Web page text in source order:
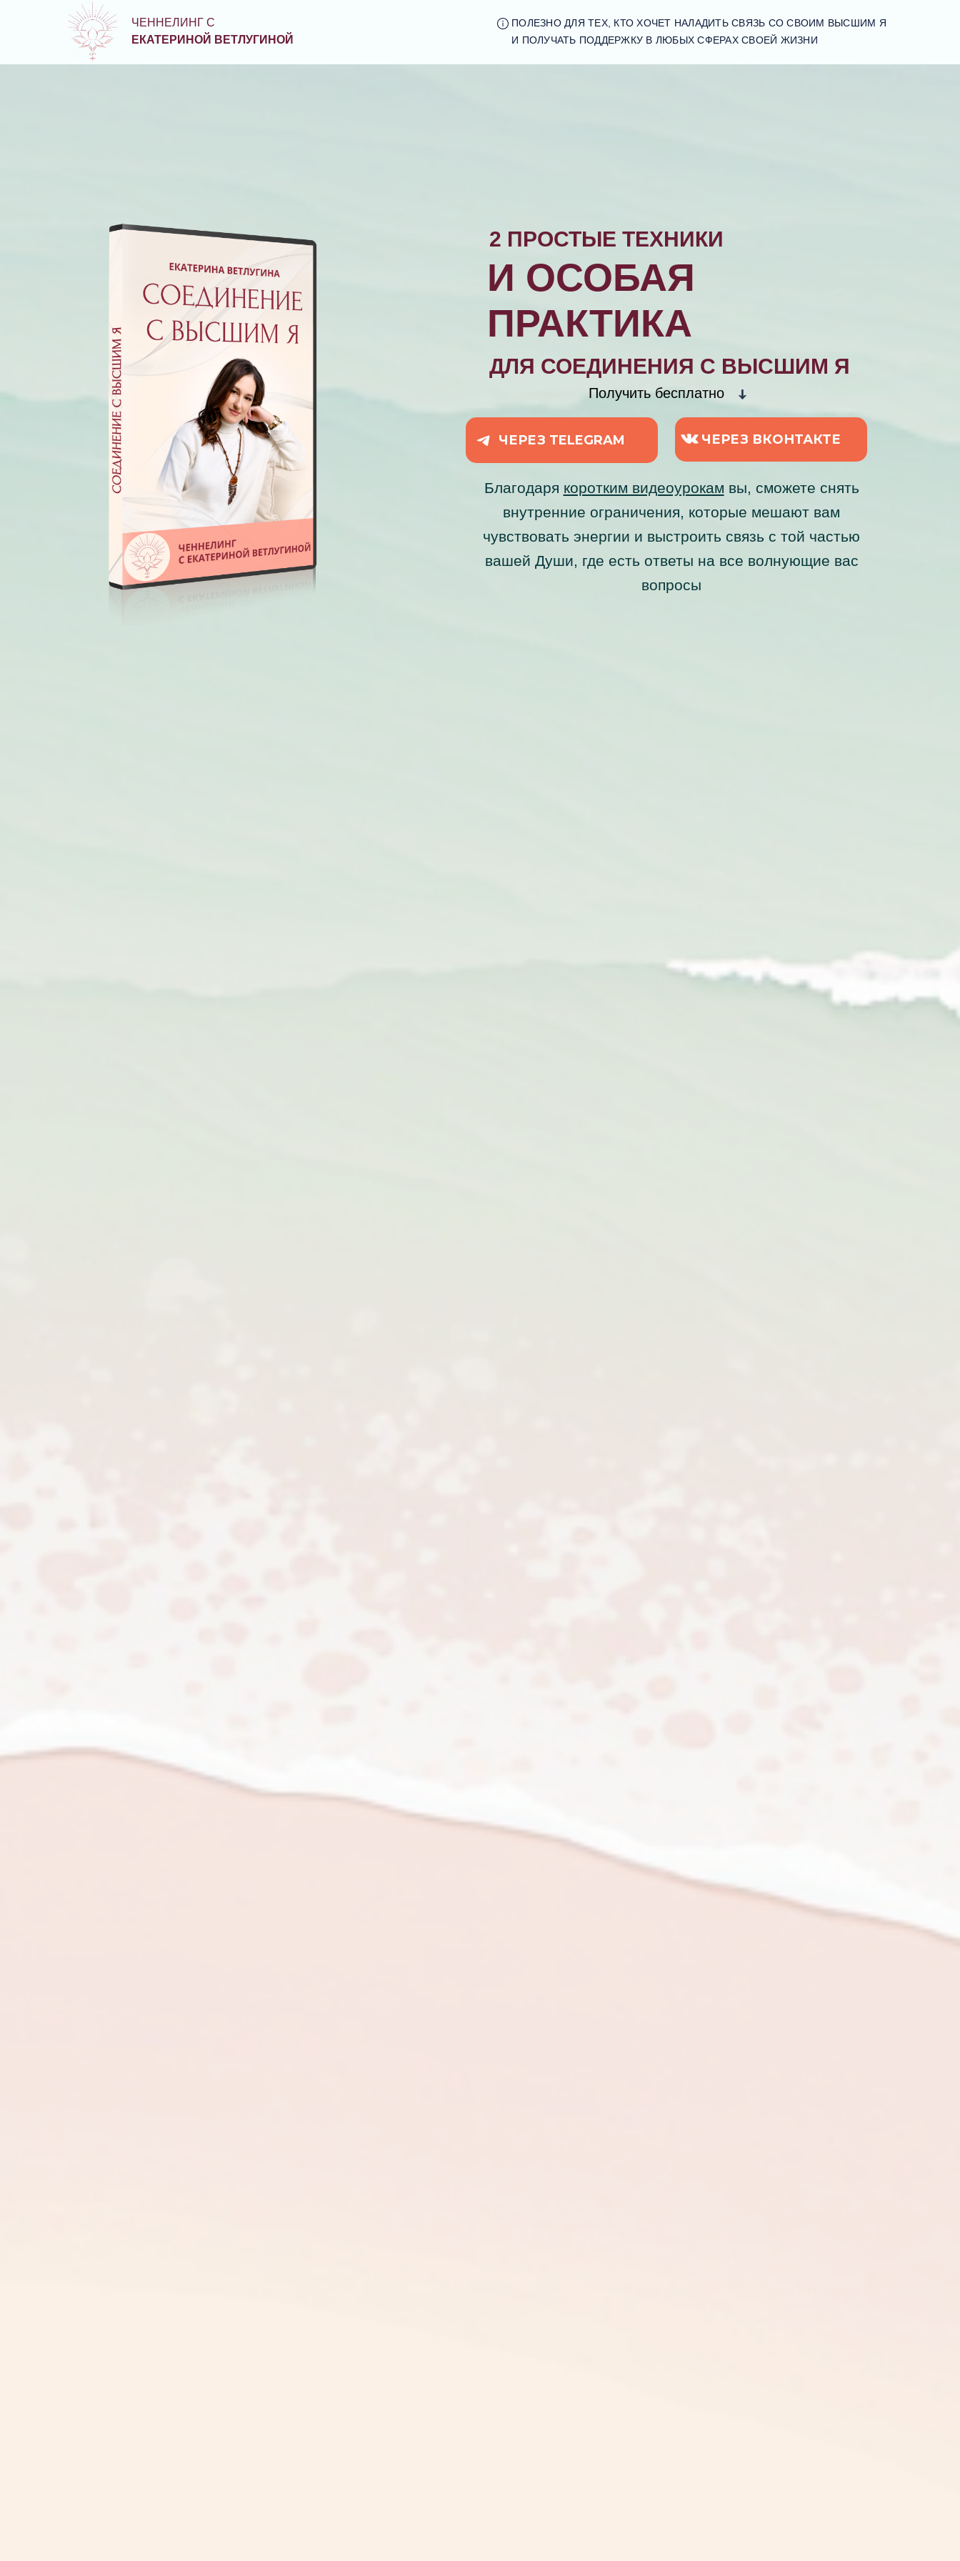
ЧЕННЕЛИНГ С
ЕКАТЕРИНОЙ ВЕТЛУГИНОЙ
ПОЛЕЗНО ДЛЯ ТЕХ, КТО ХОЧЕТ НАЛАДИТЬ СВЯЗЬ СО СВОИМ ВЫСШИМ Я
И ПОЛУЧАТЬ ПОДДЕРЖКУ В ЛЮБЫХ СФЕРАХ СВОЕЙ ЖИЗНИ
ЧЕРЕЗ TELEGRAM
И ОСОБАЯ
ПРАКТИКА
ДЛЯ СОЕДИНЕНИЯ С ВЫСШИМ Я
Благодаря коротким видеоурокам вы, сможете снять
внутренние ограничения, которые мешают вам
чувствовать энергии и выстроить связь с той частью
вашей Души, где есть ответы на все волнующие вас
вопросы
2 ПРОСТЫЕ ТЕХНИКИ
Получить бесплатно
ЧЕРЕЗ ВКОНТАКТЕ